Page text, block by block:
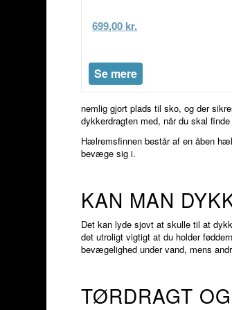
699,00 kr.
Se mere
nemlig gjort plads til sko, og der
dykkerdragten med, når du skal
Hælremsfinnen består af en åben
bevæge sig i.
KAN MAN
Det kan lyde sjovt at skulle til at
det utroligt vigtigt at du holder
bevægelighed under vand, mens
TØRDRAGT